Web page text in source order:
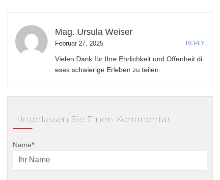
Mag. Ursula Weiser
Februar 27, 2025 REPLY
Vielen Dank für Ihre Ehrlichkeit und Offenheit di
eses schwierige Erleben zu teilen.
Hinterlassen Sie Einen Kommentar
Name*